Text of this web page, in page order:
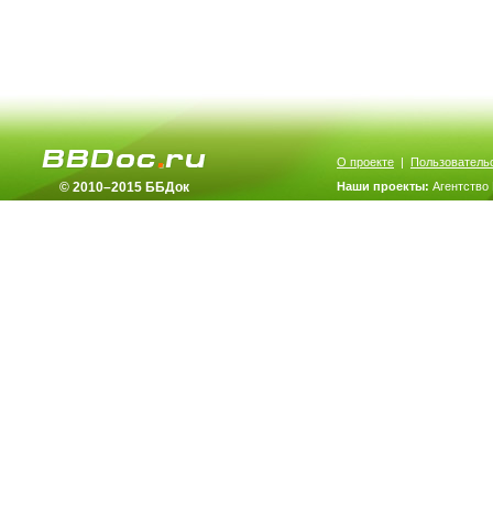
© 2010–2015 ББДок
О проекте |
Наши проекты: